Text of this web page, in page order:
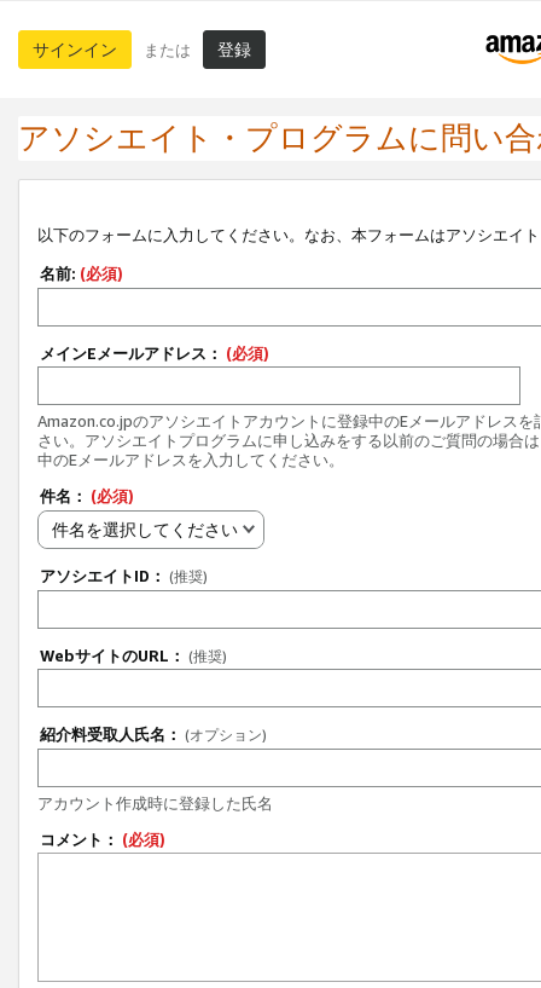
サインイン または 登録
アソシエイト・プログラムに問い
以下のフォームに入力してください。なお、本フォームはアソシエイ
名前: (必須)
メインEメールアドレス： (必須)
Amazon.co.jpのアソシエイトアカウントに登録中のEメールアドレスを
さい。アソシエイトプログラムに申し込みをする以前のご質問の場合
中のEメールアドレスを入力してください。
件名： (必須)
件名を選択してください
アソシエイトID： (推奨)
WebサイトのURL： (推奨)
紹介料受取人氏名： (オプション)
アカウント作成時に登録した氏名
コメント： (必須)